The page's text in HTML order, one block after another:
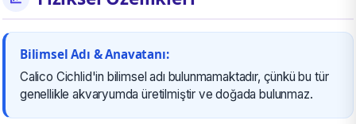
Bilimsel Adı & Anavatanı:
Calico Cichlid'in bilimsel adı bulunmamaktadır, çünkü bu tür
genellikle akvaryumda üretilmiştir ve doğada bulunmaz.